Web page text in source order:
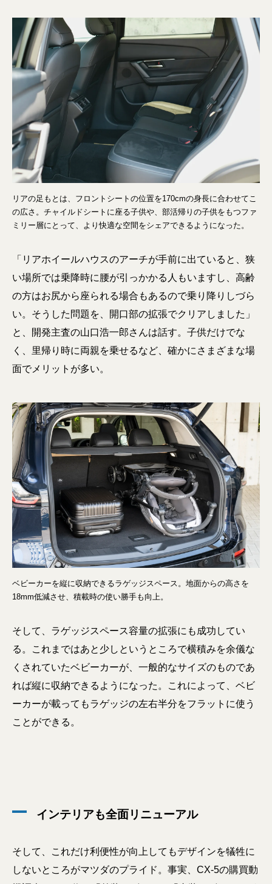
リアの足もとは、フロントシートの位置を170cmの身長に合わせてこ
の広さ。チャイルドシートに座る子供や、部活帰りの子供をもつファ
ミリー層にとって、より快適な空間をシェアできるようになった。
「リアホイールハウスのアーチが手前に出ていると、狭
い場所では乗降時に腰が引っかかる人もいますし、高齢
の方はお尻から座られる場合もあるので乗り降りしづら
い。そうした問題を、開口部の拡張でクリアしました」
と、開発主査の山口浩一郎さんは話す。子供だけでな
く、里帰り時に両親を乗せるなど、確かにさまざまな場
面でメリットが多い。
ベビーカーを縦に収納できるラゲッジスペース。地面からの高さを
18mm低減させ、積載時の使い勝手も向上。
そして、ラゲッジスペース容量の拡張にも成功してい
る。これまではあと少しというところで横積みを余儀な
くされていたベビーカーが、一般的なサイズのものであ
れば縦に収納できるようになった。これによって、ベビ
ーカーが載ってもラゲッジの左右半分をフラットに使う
ことができる。
インテリアも全面リニューアル
そして、これだけ利便性が向上してもデザインを犠牲に
しないところがマツダのプライド。事実、CX-5の購買動